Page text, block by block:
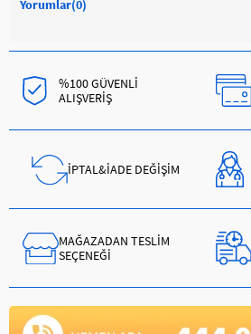
Yorumlar(0)
%100 GÜVENLİ
ALIŞVERİŞ
İPTAL&İADE DEĞİŞİM
MAĞAZADAN TESLİM
SEÇENEĞİ